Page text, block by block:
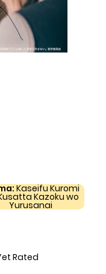
Kaseifu Kuromi
Kazoku wo
Yurusanai
Rated